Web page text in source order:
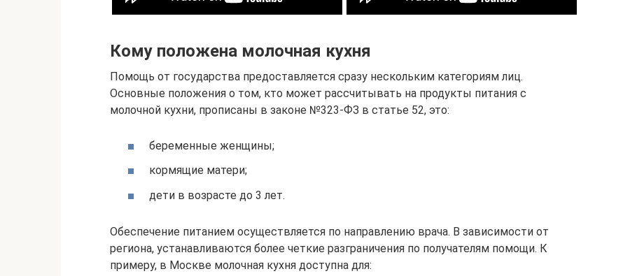
Кому положена молочная кухня
Помощь от государства предоставляется сразу нескольким категориям лиц.
Основные положения о том, кто может рассчитывать на продукты питания с
молочной кухни, прописаны в законе №323-ФЗ в статье 52, это:
беременные женщины;
кормящие матери;
дети в возрасте до 3 лет.
Обеспечение питанием осуществляется по направлению врача. В зависимости от
региона, устанавливаются более четкие разграничения по получателям помощи. К
примеру, в Москве молочная кухня доступна для: